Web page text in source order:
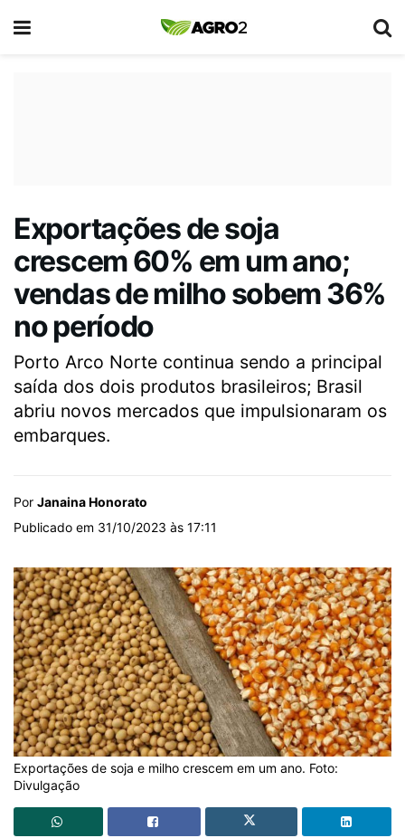
Exportações de soja
crescem 60% em um ano;
vendas de milho sobem 36%
no período
Porto Arco Norte continua sendo a principal
saída dos dois produtos brasileiros; Brasil
abriu novos mercados que impulsionaram os
embarques.
Por Janaina Honorato
Publicado em 31/10/2023 às 17:11
Exportações de soja e milho crescem em um ano. Foto:
Divulgação